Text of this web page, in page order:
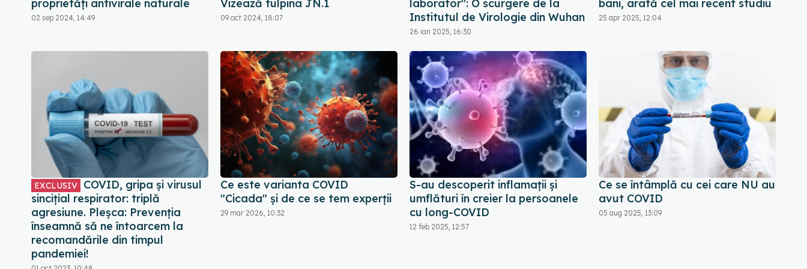
proprietăți antivirale naturale
02 sep 2024, 14:49
Vizează tulpina JN.1
09 oct 2024, 18:07
laborator": O scurgere de la
Institutul de Virologie din Wuhan
26 ian 2025, 16:30
bani, arată cel mai recent studiu
25 apr 2025, 12:04
EXCLUSIV
COVID, gripa și virusul
sincițial respirator: triplă
agresiune. Pleșca: Prevenția
înseamnă să ne întoarcem la
recomandările din timpul
pandemiei!
Ce este varianta COVID
"Cicada" și de ce se tem experții
29 mar 2026, 10:32
S-au descoperit inflamaţii și
umflături în creier la persoanele
cu long-COVID
12 feb 2025, 12:57
Ce se întâmplă cu cei care NU au
avut COVID
05 aug 2025, 13:09